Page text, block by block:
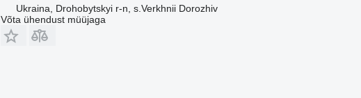
Ukraina, Drohobytskyi r-n, s.Verkhnii Dorozhiv
Võta ühendust müüjaga